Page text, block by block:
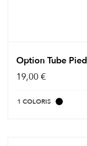
Option Tube
19,00 €
1 COLORIS